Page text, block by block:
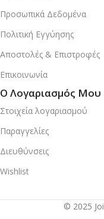
Προσωπικά Δεδομένα
Πολιτική Εγγύησης
Αποστολές & Επιστροφές
Επικοινωνία
Ο Λογαριασμός Μου
Στοιχεία λογαριασμού
Παραγγελίες
Διευθύνσεις
Wishlist
© 2025